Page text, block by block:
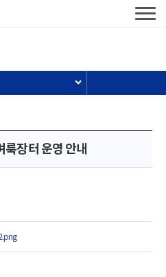
전체
룩장터 운영 안내